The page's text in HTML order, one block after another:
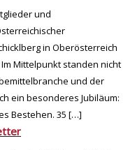
und
in Oberösterreich
Mittelpunkt standen nicht
und der
ein besonderes Jubiläum:
Bestehen. 35 […]